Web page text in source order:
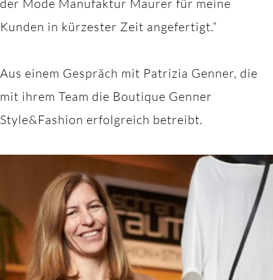
der Mode Manufaktur Maurer für meine
Kunden in kürzester Zeit angefertigt.“
Aus einem Gespräch mit Patrizia Genner, die
mit ihrem Team die Boutique Genner
Style&Fashion erfolgreich betreibt.